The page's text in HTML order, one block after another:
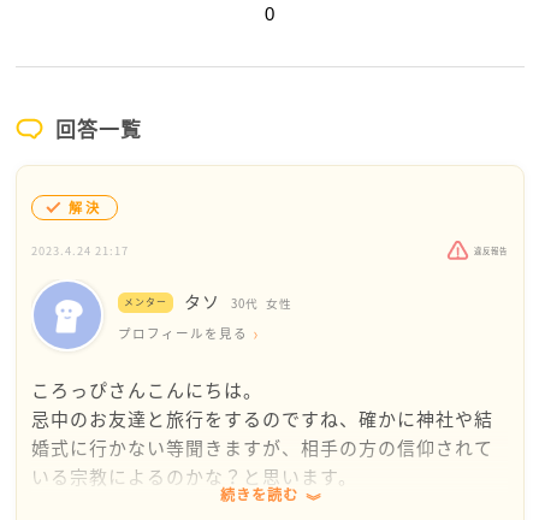
0
回答一覧
解決
2023.4.24 21:17 違反報告
メンター タソ 30代 女性
プロフィールを見る
ころっぴさんこんにちは。
忌中のお友達と旅行をするのですね、確かに神社や結
婚式に行かない等聞きますが、相手の方の信仰されて
いる宗教によるのかな？と思います。
例えば仏教でも宗派によっては今までと変わらない生
続きを読む